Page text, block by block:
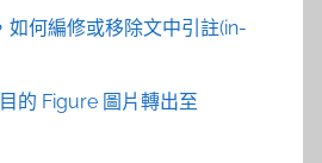
何編修或移除文中引註(in-
的 Figure 圖片轉出至